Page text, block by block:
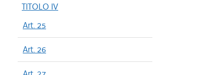
TITOLO IV
Art. 25
Art. 26